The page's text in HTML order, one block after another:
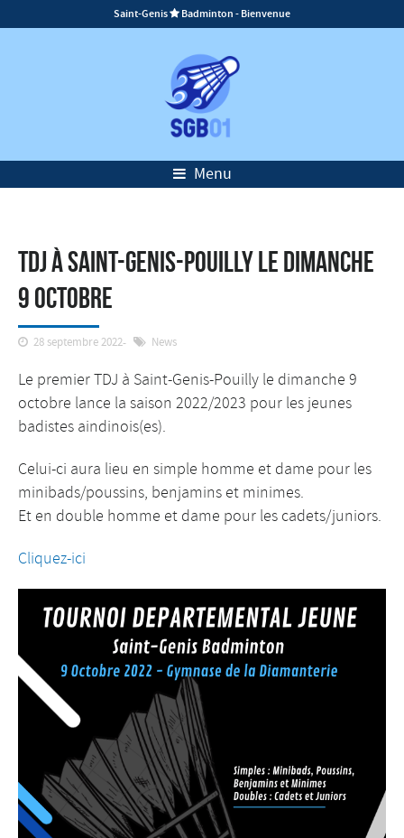
Saint-Genis Badminton - Bienvenue
Menu
TDJ à Saint-Genis-Pouilly le dimanche
9 octobre
28 septembre 2022 News
Le premier TDJ à Saint-Genis-Pouilly le dimanche 9
octobre lance la saison 2022/2023 pour les jeunes
badistes aindinois(es).
Celui-ci aura lieu en simple homme et dame pour les
minibads/poussins, benjamins et minimes.
Et en double homme et dame pour les cadets/juniors.
Cliquez-ici